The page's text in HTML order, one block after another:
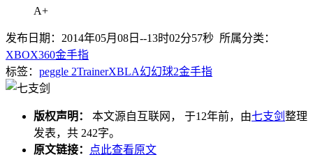
A+
发布日期：2014年05月08日--13时02分57秒 所属分类：
XBOX360金手指
标签： peggle 2TrainerXBLA幻幻球2金手指
版权声明： 本文源自互联网， 于12年前，由七支剑 整理
发表，共 242字。
原文链接：
点此查看原文